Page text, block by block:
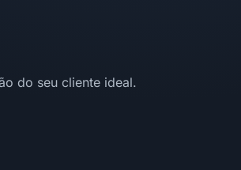
do seu cliente ideal.